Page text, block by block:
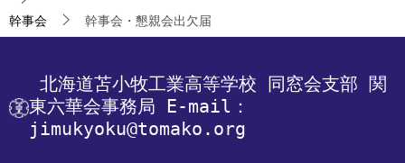
幹事会 幹事会・懇親会出欠届
北海道苫小牧工業高等学校 同窓会支部 関
東六華会事務局 E-mail：
jimukyoku@tomako.org